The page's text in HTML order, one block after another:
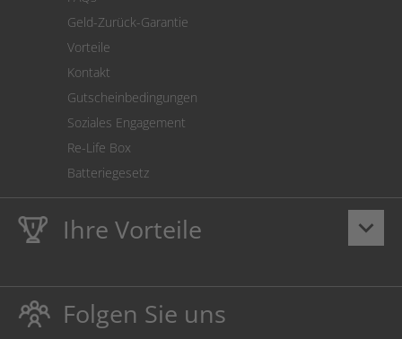
Geld-Zurück-Garantie
Vorteile
Kontakt
Gutscheinbedingungen
Soziales Engagement
Re-Life Box
Batteriegesetz
keyboard_arrow_down
Ihre Vorteile
LebenslangeHausmarke Garantieauf Toner und Tinte
schützt auch Ihren Drucker.
Umweltfreundlich dadurch Abfallvermeidung.
Folgen Sie uns